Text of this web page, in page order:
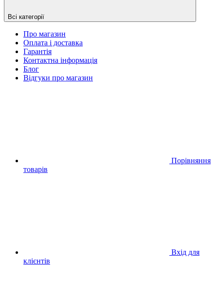
Всі категорії
Про магазин
Оплата і доставка
Гарантія
Контактна інформація
Блог
Відгуки про магазин
Порівняння
товарів
Вхід для
клієнтів